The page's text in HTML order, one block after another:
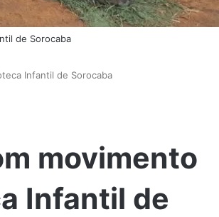
de Sorocaba
Infantil de Sorocaba
movimento
Infantil de